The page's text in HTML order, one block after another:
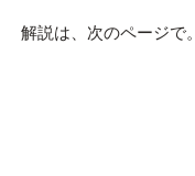
解説は、次のページで。